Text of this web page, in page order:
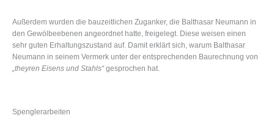
Außerdem wurden die bauzeitlichen Zuganker, die Balthasar Neumann in
den Gewölbeebenen angeordnet hatte, freigelegt. Diese weisen einen
sehr guten Erhaltungszustand auf. Damit erklärt sich, warum Balthasar
Neumann in seinem Vermerk unter der entsprechenden Baurechnung von
„theyren Eisens und Stahls“gesprochen hat.
Spenglerarbeiten